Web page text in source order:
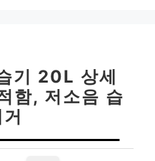
기 20L 상세
함, 저소음 습